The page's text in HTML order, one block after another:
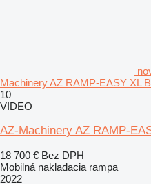
Machinery AZ RAMP-EASY XL
10
VIDEO
AZ-Machinery AZ RAMP-
18 700 € Bez DPH
Mobilná nakladacia rampa
2022